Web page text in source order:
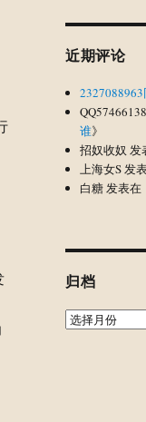
近期评论
谁》
招奴收奴 发
上海女S发
白糖发表在
归档
归